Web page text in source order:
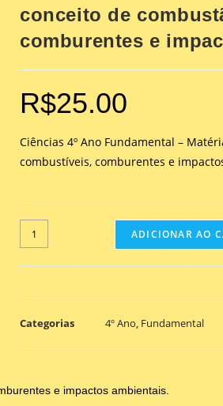
conceito de
comburentes e
R$25.00
Ciências 4º Ano Fundamental –
combustíveis, comburentes e
ADICIONAR AO
Categorias 4º Ano, Fundamental
e impactos ambientais.